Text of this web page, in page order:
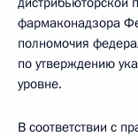
фармаконадзора
полномочия
по утверждению
уровне.
В соответствии с